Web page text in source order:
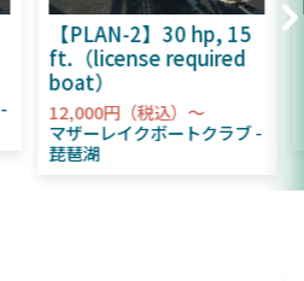
【PLAN-2】30 hp, 15
ft.（license required
boat）
12,000円（税込）～
マザーレイクボートクラブ
琵琶湖